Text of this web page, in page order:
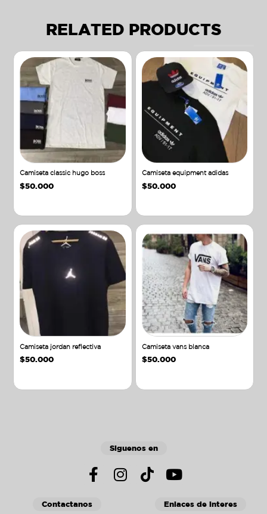
RELATED PRODUCTS
Camiseta classic hugo boss
$50.000
Camiseta equipment adidas
$50.000
Camiseta jordan reflectiva
$50.000
Camiseta vans blanca
$50.000
Siguenos en
Contactanos Enlaces de interes